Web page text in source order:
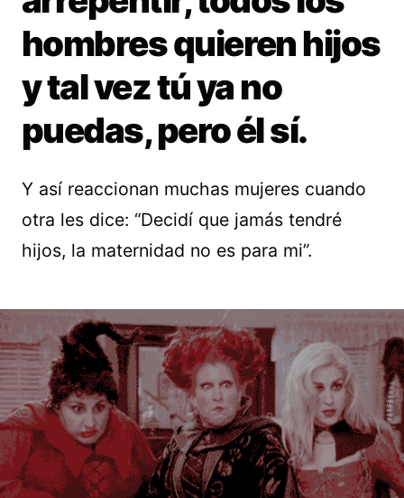
hombres quieren hijos
y tal vez tú ya no
puedas, pero él sí.
Y así reaccionan muchas mujeres cuando
otra les dice: “Decidí que jamás tendré
hijos, la maternidad no es para mi”.